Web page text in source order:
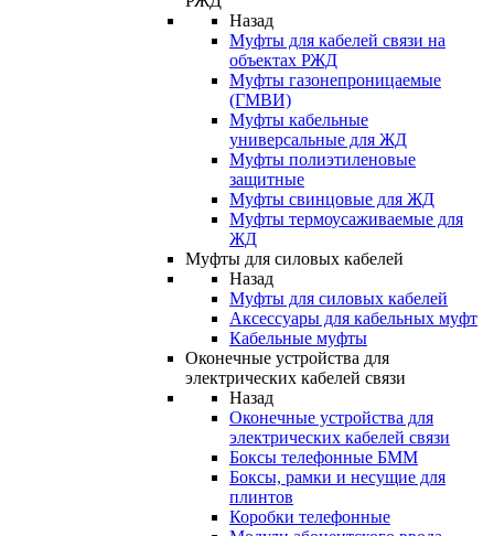
Назад
Муфты для кабелей связи на
объектах РЖД
Муфты газонепроницаемые
(ГМВИ)
Муфты кабельные
универсальные для ЖД
Муфты полиэтиленовые
защитные
Муфты свинцовые для ЖД
Муфты термоусаживаемые для
ЖД
Муфты для силовых кабелей
Назад
Муфты для силовых кабелей
Аксессуары для кабельных муфт
Кабельные муфты
Оконечные устройства для
электрических кабелей связи
Назад
Оконечные устройства для
электрических кабелей связи
Боксы телефонные БММ
Боксы, рамки и несущие для
плинтов
Коробки телефонные